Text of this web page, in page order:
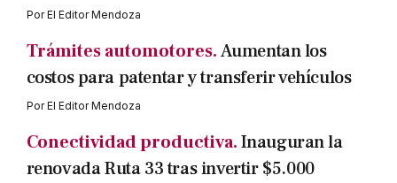
PorEl Editor Mendoza
Trámites automotores.Aumentan los
costos para patentar y transferir vehículos
PorEl Editor Mendoza
Conectividad productiva.Inauguran la
renovada Ruta 33 tras invertir $5.000